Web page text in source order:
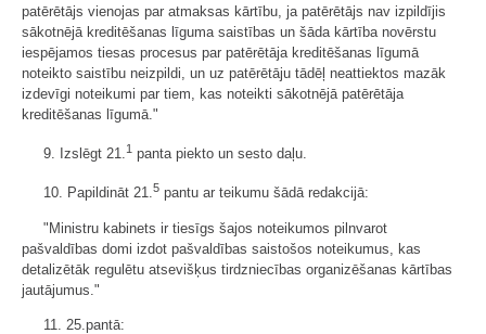
patērētājs vienojas par atmaksas kārtību, ja patērētājs nav izpildījis
sākotnējā kreditēšanas līguma saistības un šāda kārtība novērstu
iespējamos tiesas procesus par patērētāja kreditēšanas līgumā
noteikto saistību neizpildi, un uz patērētāju tādēļ neattiektos mazāk
izdevīgi noteikumi par tiem, kas noteikti sākotnējā patērētāja
kreditēšanas līgumā."
9. Izslēgt 21.1 panta piekto un sesto daļu.
10. Papildināt 21.5 pantu ar teikumu šādā redakcijā:
"Ministru kabinets ir tiesīgs šajos noteikumos pilnvarot
pašvaldības domi izdot pašvaldības saistošos noteikumus, kas
detalizētāk regulētu atsevišķus tirdzniecības organizēšanas kārtības
jautājumus."
11. 25.pantā: